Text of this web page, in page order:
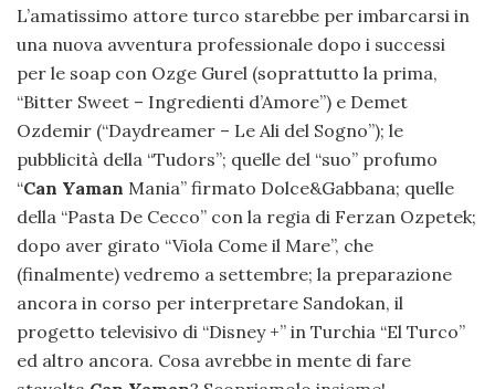
L’amatissimo attore turco starebbe per imbarcarsi in
una nuova avventura professionale dopo i successi
per le soap con Ozge Gurel (soprattutto la prima,
“Bitter Sweet – Ingredienti d’Amore”) e Demet
Ozdemir (“Daydreamer – Le Ali del Sogno”); le
pubblicità della “Tudors”; quelle del “suo” profumo
“Can Yaman Mania” firmato Dolce&Gabbana; quelle
della “Pasta De Cecco” con la regia di Ferzan Ozpetek;
dopo aver girato “Viola Come il Mare”, che
(finalmente) vedremo a settembre; la preparazione
ancora in corso per interpretare Sandokan, il
progetto televisivo di “Disney +” in Turchia “El Turco”
ed altro ancora. Cosa avrebbe in mente di fare